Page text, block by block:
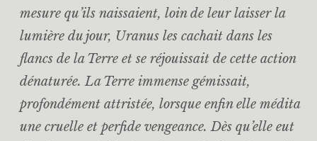
mesure qu’ils naissaient, loin de leur laisser la
lumière du jour, Uranus les cachait dans les
flancs de la Terre et se réjouissait de cette action
dénaturée. La Terre immense gémissait,
profondément attristée, lorsque enfin elle médita
une cruelle et perfide vengeance. Dès qu’elle eut